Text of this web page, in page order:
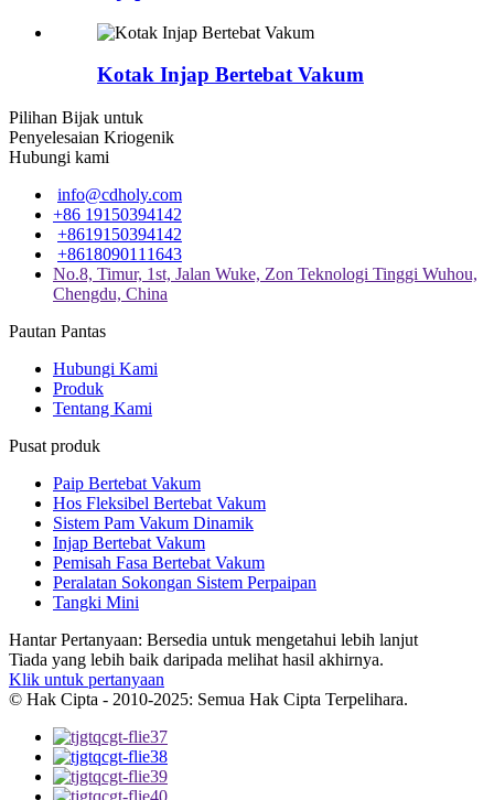
Kotak Injap Bertebat Vakum
Pilihan Bijak untuk
Penyelesaian Kriogenik
Hubungi kami
info@cdholy.com
+86 19150394142
+8619150394142
+8618090111643
No.8, Timur, 1st, Jalan Wuke, Zon Teknologi Tinggi Wuhou,
Chengdu, China
Pautan Pantas
Hubungi Kami
Produk
Tentang Kami
Pusat produk
Paip Bertebat Vakum
Hos Fleksibel Bertebat Vakum
Sistem Pam Vakum Dinamik
Injap Bertebat Vakum
Pemisah Fasa Bertebat Vakum
Peralatan Sokongan Sistem Perpaipan
Tangki Mini
Hantar Pertanyaan: Bersedia untuk mengetahui lebih lanjut
Tiada yang lebih baik daripada melihat hasil akhirnya.
Klik untuk pertanyaan
© Hak Cipta - 2010-2025: Semua Hak Cipta Terpelihara.